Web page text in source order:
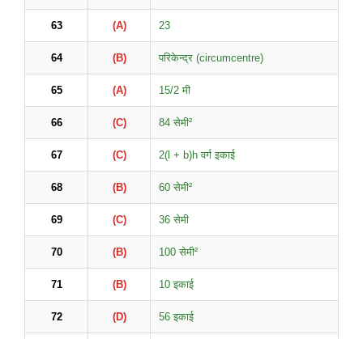
63 (A) 23
64 (B) परिकेन्द्र (circumcentre)
65 (A) 15/2 मी
66 (C) 84 सेमी²
67 (C) 2(l + b)h वर्ग इकाई
68 (B) 60 सेमी²
69 (C) 36 सेमी
70 (B) 100 सेमी²
71 (B) 10 इकाई
72 (D) 56 इकाई